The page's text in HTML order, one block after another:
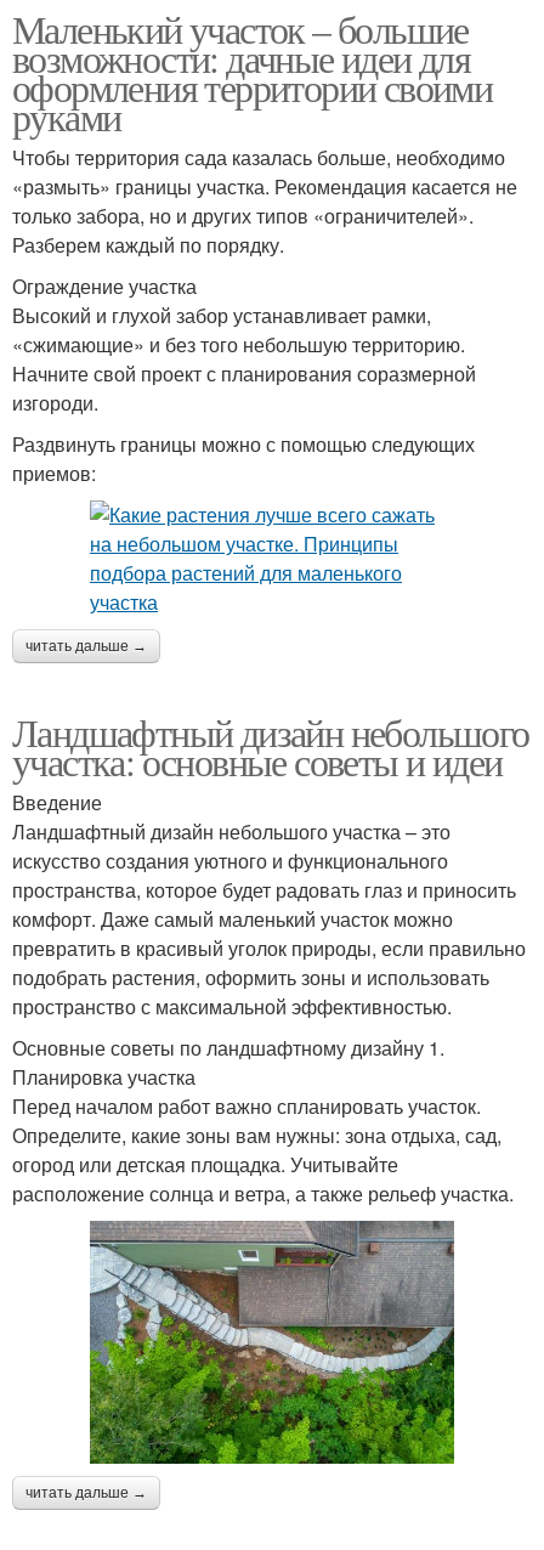
Маленький участок – большие
возможности: дачные идеи для
оформления территории своими
руками
Чтобы территория сада казалась больше, необходимо
«размыть» границы участка. Рекомендация касается не
только забора, но и других типов «ограничителей».
Разберем каждый по порядку.
Ограждение участка
Высокий и глухой забор устанавливает рамки,
«сжимающие» и без того небольшую территорию.
Начните свой проект с планирования соразмерной
изгороди.
Раздвинуть границы можно с помощью следующих
приемов:
читать дальше →
Ландшафтный дизайн небольшого
участка: основные советы и идеи
Введение
Ландшафтный дизайн небольшого участка – это
искусство создания уютного и функционального
пространства, которое будет радовать глаз и приносить
комфорт. Даже самый маленький участок можно
превратить в красивый уголок природы, если правильно
подобрать растения, оформить зоны и использовать
пространство с максимальной эффективностью.
Основные советы по ландшафтному дизайну 1.
Планировка участка
Перед началом работ важно спланировать участок.
Определите, какие зоны вам нужны: зона отдыха, сад,
огород или детская площадка. Учитывайте
расположение солнца и ветра, а также рельеф участка.
читать дальше →